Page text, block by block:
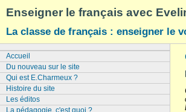
Enseigner le français avec
La classe de français : enseigner le
Accueil
Du nouveau sur le site
Qui est E.Charmeux ?
Histoire du site
Les éditos
La pédagogie, c'est quoi ?